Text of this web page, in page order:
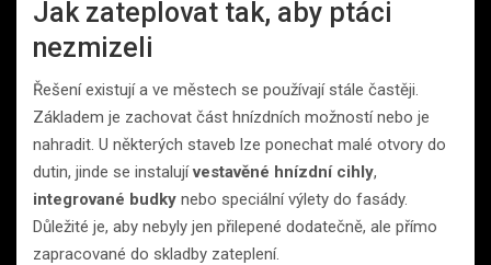
Jak zateplovat tak, aby ptáci
nezmizeli
Řešení existují a ve městech se používají stále častěji.
Základem je zachovat část hnízdních možností nebo je
nahradit. U některých staveb lze ponechat malé otvory do
dutin, jinde se instalujívestavěné hnízdní cihly,
integrované budky nebo speciální výlety do fasády.
Důležité je, aby nebyly jen přilepené dodatečně, ale přímo
zapracované do skladby zateplení.